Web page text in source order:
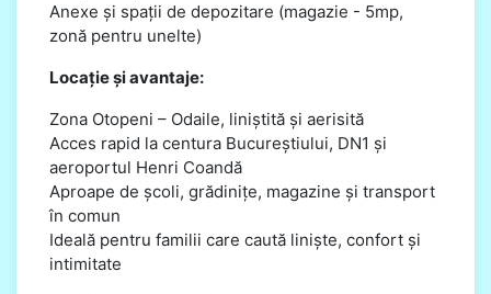
Anexe și spații de depozitare (magazie - 5mp,
zonă pentru unelte)
Locație și avantaje:
Zona Otopeni – Odaile, liniștită și aerisită
Acces rapid la centura Bucureștiului, DN1 și
aeroportul Henri Coandă
Aproape de școli, grădinițe, magazine și transport
în comun
Ideală pentru familii care caută liniște, confort și
intimitate